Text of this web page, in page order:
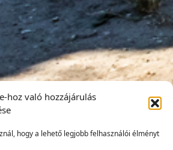
hoz való hozzájárulás
hogy a lehető legjobb felhasználói élményt